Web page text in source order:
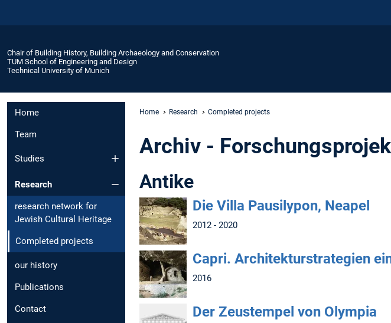
Chair of Building History, Building Archaeology and Conservation
TUM School of Engineering and Design
Technical University of Munich
Home
Team
Studies
Research
research network for
Jewish Cultural Heritage
Completed projects
our history
Publications
Contact
Home Research Completed projects
Archiv -
Antike
Die Villa Pausilypon, Neapel
2012 - 2020
Capri. Architekturstrategien
2016
Der Zeustempel von Olympia